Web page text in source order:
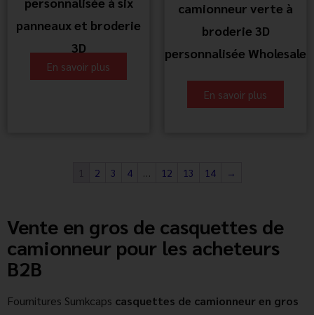
panneaux et broderie
3D
En savoir plus
camionneur verte à
broderie 3D
personnalisée Wholesale
En savoir plus
1 2 3 4 … 12 13 14 →
Vente en gros de casquettes de
camionneur pour les acheteurs
B2B
Fournitures Sumkcaps casquettes de camionneur en gros